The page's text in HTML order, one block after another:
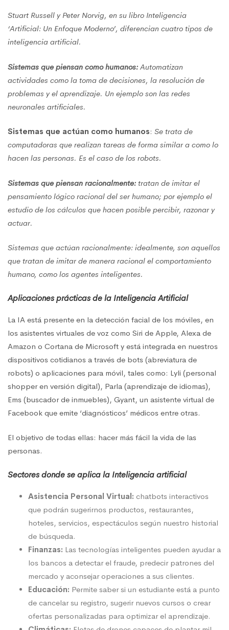
Stuart Russell y Peter Norvig, en su libro Inteligencia
‘Artificial: Un Enfoque Moderno’, diferencian cuatro tipos de
inteligencia artificial.
Sistemas que piensan como humanos: Automatizan
actividades como la toma de decisiones, la resolución de
problemas y el aprendizaje. Un ejemplo son las redes
neuronales artificiales.
Sistemas que actúan como humanos: Se trata de
computadoras que realizan tareas de forma similar a como lo
hacen las personas. Es el caso de los robots.
Sistemas que piensan racionalmente: tratan de imitar el
pensamiento lógico racional del ser humano; por ejemplo el
estudio de los cálculos que hacen posible percibir, razonar y
actuar.
Sistemas que actúan racionalmente: idealmente, son aquellos
que tratan de imitar de manera racional el comportamiento
humano, como los agentes inteligentes.
Aplicaciones prácticas de la Inteligencia Artificial
La IA está presente en la detección facial de los móviles, en
los asistentes virtuales de voz como Siri de Apple, Alexa de
Amazon o Cortana de Microsoft y está integrada en nuestros
dispositivos cotidianos a través de bots (abreviatura de
robots) o aplicaciones para móvil, tales como: Lyli (personal
shopper en versión digital), Parla (aprendizaje de idiomas),
Ems (buscador de inmuebles), Gyant, un asistente virtual de
Facebook que emite ‘diagnósticos’ médicos entre otras.
El objetivo de todas ellas: hacer más fácil la vida de las
personas.
Sectores donde se aplica la Inteligencia artificial
Asistencia Personal Virtual: chatbots interactivos
que podrán sugerirnos productos, restaurantes,
hoteles, servicios, espectáculos según nuestro historial
de búsqueda.
Finanzas: Las tecnologías inteligentes pueden ayudar a
los bancos a detectar el fraude, predecir patrones del
mercado y aconsejar operaciones a sus clientes.
Educación: Permite saber si un estudiante está a punto
de cancelar su registro, sugerir nuevos cursos o crear
ofertas personalizadas para optimizar el aprendizaje.